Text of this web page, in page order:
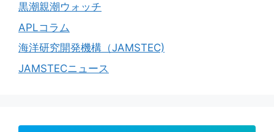
黒潮親潮ウォッチ
APLコラム
海洋研究開発機構（JAMSTEC)
JAMSTECニュース